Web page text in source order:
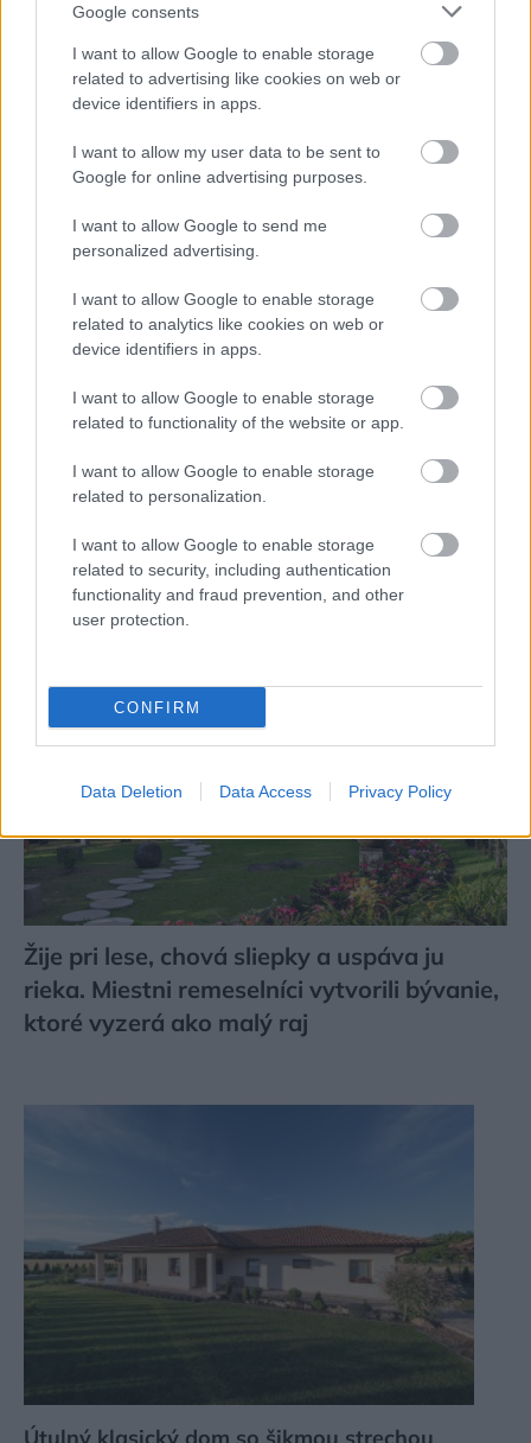
Google consents
I want to allow Google to enable storage
related to advertising like cookies on web or
device identifiers in apps.
I want to allow my user data to be sent to
Google for online advertising purposes.
I want to allow Google to send me
personalized advertising.
I want to allow Google to enable storage
related to analytics like cookies on web or
device identifiers in apps.
I want to allow Google to enable storage
related to functionality of the website or app.
I want to allow Google to enable storage
related to personalization.
I want to allow Google to enable storage
related to security, including authentication
functionality and fraud prevention, and other
user protection.
CONFIRM
Data Deletion Data Access Privacy Policy
Šíri sa z odpadkového koša silný zápach?
Tieto kroky vám pomôžu zbaviť sa ho
Pridajte túto surovinu do prania, obliečky
budú hladšie a pevnejšie. Starý trik z
hotelov poznali už naše babičky
Žije pri lese, chová sliepky a uspáva ju
rieka. Miestni remeselníci vytvorili bývanie,
ktoré vyzerá ako malý raj